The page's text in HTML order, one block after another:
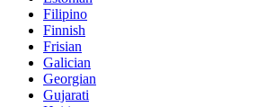
Filipino
Finnish
Frisian
Galician
Georgian
Gujarati